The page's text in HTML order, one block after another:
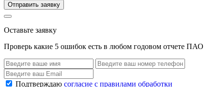
Отправить заявку
Оставьте заявку
Проверь какие 5 ошибок есть в любом годовом отчете ПАО
Подтверждаю согласие с правилами обработки